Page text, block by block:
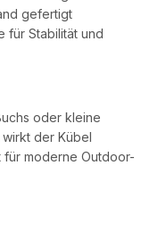
gefertigt
für Stabilität und
oder kleine
der Kübel
moderne Outdoor-